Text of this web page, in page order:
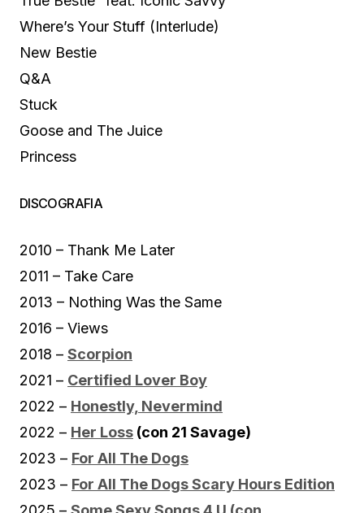
Where’s Your Stuff (Interlude)
New Bestie
Q&A
Stuck
Goose and The Juice
Princess
DISCOGRAFIA
2010 – Thank Me Later
2011 – Take Care
2013 – Nothing Was the Same
2016 – Views
2018 – Scorpion
2021 – Certified Lover Boy
2022 – Honestly, Nevermind
2022 – Her Loss (con 21 Savage)
2023 – For All The Dogs
2023 – For All The Dogs Scary Hours Edition